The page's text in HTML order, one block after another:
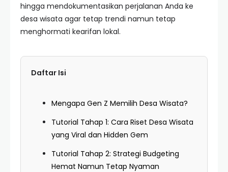
hingga mendokumentasikan perjalanan Anda ke
desa wisata agar tetap trendi namun tetap
menghormati kearifan lokal.
Daftar Isi
Mengapa Gen Z Memilih Desa Wisata?
Tutorial Tahap 1: Cara Riset Desa Wisata
yang Viral dan Hidden Gem
Tutorial Tahap 2: Strategi Budgeting
Hemat Namun Tetap Nyaman